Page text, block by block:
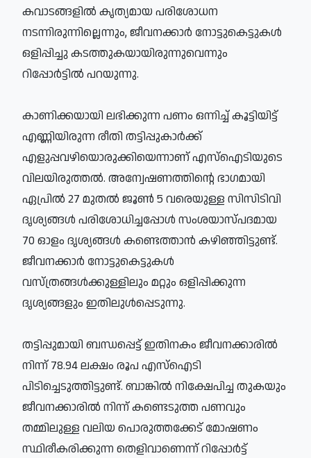
കവാടങ്ങളില്‍ കൃത്യമായ പരിശോധന
നടന്നിരുന്നില്ലെന്നും, ജീവനക്കാര്‍ നോട്ടുകെട്ടുകള്‍
ഒളിപ്പിച്ചു കടത്തുകയായിരുന്നുവെന്നും
റിപ്പോര്‍ട്ടില്‍ പറയുന്നു.
കാണിക്കയായി ലഭിക്കുന്ന പണം ഒന്നിച്ച് കൂട്ടിയിട്ട്
എണ്ണിയിരുന്ന രീതി തട്ടിപ്പുകാര്‍ക്ക്
എളുപ്പവഴിയൊരുക്കിയെന്നാണ് എസ്‌ഐടിയുടെ
വിലയിരുത്തല്‍. അന്വേഷണത്തിന്റെ ഭാഗമായി
ഏപ്രില്‍ 27 മുതല്‍ ജൂണ്‍ 5 വരെയുള്ള സിസിടിവി
ദൃശ്യങ്ങള്‍ പരിശോധിച്ചപ്പോള്‍ സംശയാസ്പദമായ
70 ഓളം ദൃശ്യങ്ങള്‍ കണ്ടെത്താന്‍ കഴിഞ്ഞിട്ടുണ്ട്.
ജീവനക്കാര്‍ നോട്ടുകെട്ടുകള്‍
വസ്ത്രങ്ങള്‍ക്കുള്ളിലും മറ്റും ഒളിപ്പിക്കുന്ന
ദൃശ്യങ്ങളും ഇതിലുള്‍പ്പെടുന്നു.
തട്ടിപ്പുമായി ബന്ധപ്പെട്ട് ഇതിനകം ജീവനക്കാരില്‍
നിന്ന് 78.94 ലക്ഷം രൂപ എസ്‌ഐടി
പിടിച്ചെടുത്തിട്ടുണ്ട്. ബാങ്കില്‍ നിക്ഷേപിച്ച തുകയും
ജീവനക്കാരില്‍ നിന്ന് കണ്ടെടുത്ത പണവും
തമ്മിലുള്ള വലിയ പൊരുത്തക്കേട് മോഷണം
സ്ഥിരീകരിക്കുന്ന തെളിവാണെന്ന് റിപ്പോര്‍ട്ട്